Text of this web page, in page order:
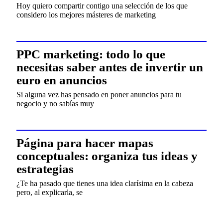
Hoy quiero compartir contigo una selección de los que
considero los mejores másteres de marketing
PPC marketing: todo lo que
necesitas saber antes de invertir un
euro en anuncios
Si alguna vez has pensado en poner anuncios para tu
negocio y no sabías muy
Página para hacer mapas
conceptuales: organiza tus ideas y
estrategias
¿Te ha pasado que tienes una idea clarísima en la cabeza
pero, al explicarla, se